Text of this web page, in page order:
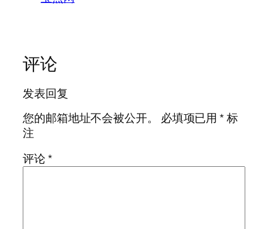
评论
发表回复
您的邮箱地址不会被公开。
必填项已用*标
注
评论*